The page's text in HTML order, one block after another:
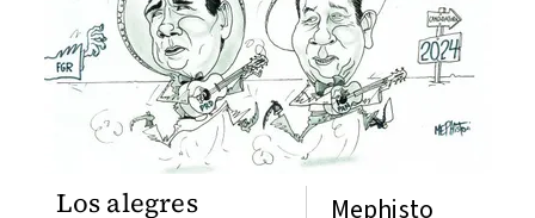
Los alegres Mephisto